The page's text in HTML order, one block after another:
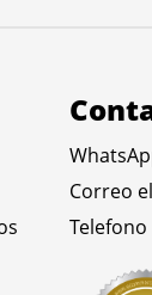
Correo
Telefono